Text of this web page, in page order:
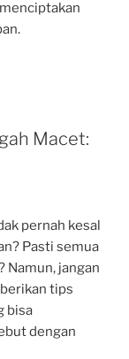
Macet:
pernah kesal
Pasti semua
Namun, jangan
tips
bisa
dengan